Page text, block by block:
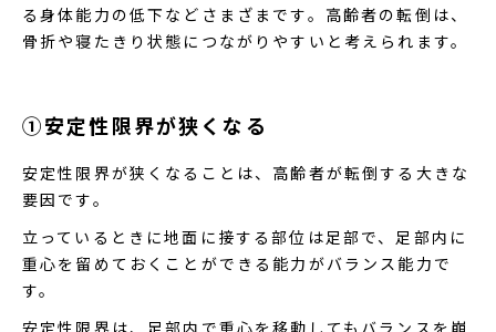
る身体能力の低下などさまざまです。高齢者の転倒は、
骨折や寝たきり状態につながりやすいと考えられます。
①安定性限界が狭くなる
安定性限界が狭くなることは、高齢者が転倒する大きな
要因です。
立っているときに地面に接する部位は足部で、足部内に
重心を留めておくことができる能力がバランス能力で
す。
安定性限界は、足部内で重心を移動してもバランスを崩